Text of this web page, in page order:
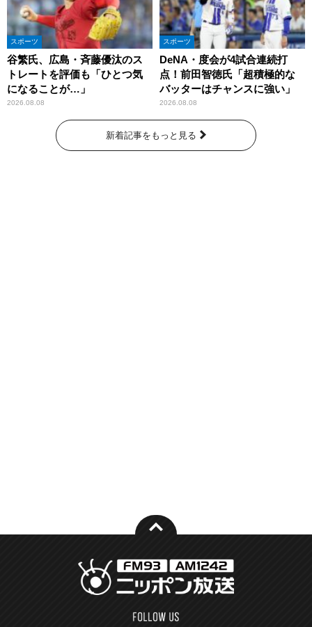
スポーツ
谷繁氏、広島・斉藤優汰のス
トレートを評価も「ひとつ気
になることが…」
2026.08.08
スポーツ
DeNA・度会が4試合連続打
点！前田智徳氏「超積極的な
バッターはチャンスに強い」
2026.08.08
新着記事をもっと見る